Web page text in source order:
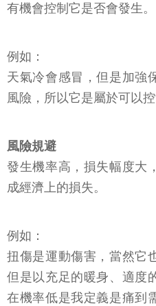
有機會控制它是否會發生。
例如：
天氣冷會感冒，但是加強
風險，所以它是屬於可以控
風險規避
發生機率高，損失幅度大
成經濟上的損失。
例如：
扭傷是運動傷害，當然它
但是以充足的暖身、適度
在機率低是我定義是痛到